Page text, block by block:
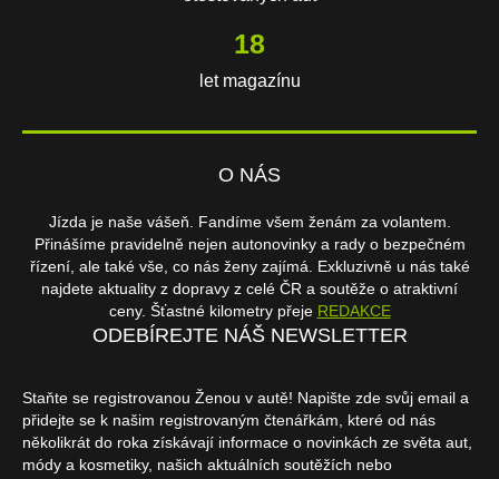
18
let magazínu
O NÁS
Jízda je naše vášeň. Fandíme všem ženám za volantem.
Přinášíme pravidelně nejen autonovinky a rady o bezpečném
řízení, ale také vše, co nás ženy zajímá. Exkluzivně u nás také
najdete aktuality z dopravy z celé ČR a soutěže o atraktivní
ceny. Šťastné kilometry přeje REDAKCE
ODEBÍREJTE NÁŠ NEWSLETTER
Staňte se registrovanou Ženou v autě! Napište zde svůj email a
přidejte se k našim registrovaným čtenářkám, které od nás
několikrát do roka získávají informace o novinkách ze světa aut,
módy a kosmetiky, našich aktuálních soutěžích nebo